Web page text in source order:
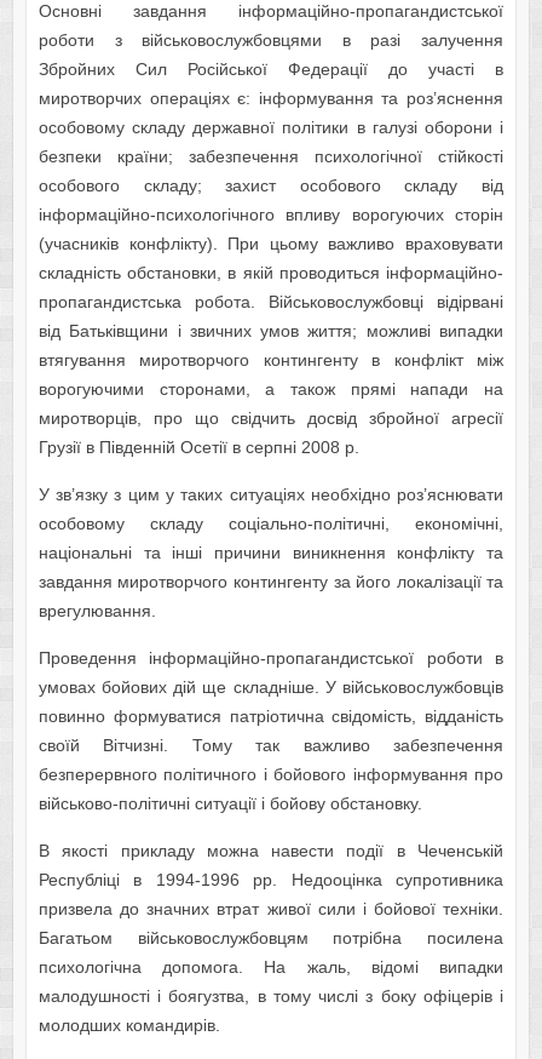
Основні завдання інформаційно-пропагандистської
роботи з військовослужбовцями в разі залучення
Збройних Сил Російської Федерації до участі в
миротворчих операціях є: інформування та роз’яснення
особовому складу державної політики в галузі оборони і
безпеки країни; забезпечення психологічної стійкості
особового складу; захист особового складу від
інформаційно-психологічного впливу ворогуючих сторін
(учасників конфлікту). При цьому важливо враховувати
складність обстановки, в якій проводиться інформаційно-
пропагандистська робота. Військовослужбовці відірвані
від Батьківщини і звичних умов життя; можливі випадки
втягування миротворчого контингенту в конфлікт між
ворогуючими сторонами, а також прямі напади на
миротворців, про що свідчить досвід збройної агресії
Грузії в Південній Осетії в серпні 2008 р.
У зв’язку з цим у таких ситуаціях необхідно роз’яснювати
особовому складу соціально-політичні, економічні,
національні та інші причини виникнення конфлікту та
завдання миротворчого контингенту за його локалізації та
врегулювання.
Проведення інформаційно-пропагандистської роботи в
умовах бойових дій ще складніше. У військовослужбовців
повинно формуватися патріотична свідомість, відданість
своїй Вітчизні. Тому так важливо забезпечення
безперервного політичного і бойового інформування про
військово-політичні ситуації і бойову обстановку.
В якості прикладу можна навести події в Чеченській
Республіці в 1994-1996 рр. Недооцінка супротивника
призвела до значних втрат живої сили і бойової техніки.
Багатьом військовослужбовцям потрібна посилена
психологічна допомога. На жаль, відомі випадки
малодушності і боягузтва, в тому числі з боку офіцерів і
молодших командирів.